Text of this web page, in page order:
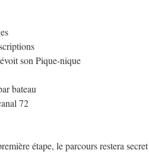
son Pique-nique
bateau
72
étape, le parcours restera